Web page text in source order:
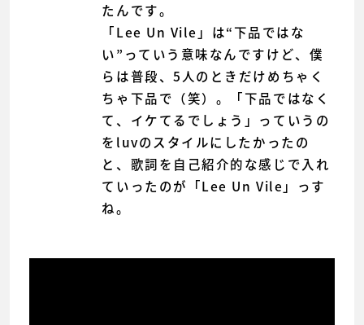
たんです。
「Lee Un Vile」は“下品ではな
い”っていう意味なんですけど、僕
らは普段、5人のときだけめちゃく
ちゃ下品で（笑）。「下品ではなく
て、イケてるでしょう」っていうの
をluvのスタイルにしたかったの
と、歌詞を自己紹介的な感じで入れ
ていったのが「Lee Un Vile」っす
ね。